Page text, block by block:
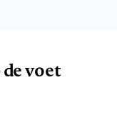
voet